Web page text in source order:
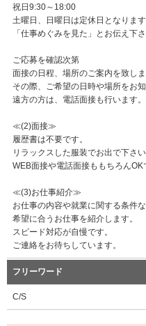
祝日9:30～18:00
土曜日、日曜日は定休日となります
「仕事めぐみを見た」とお伝え下
ご応募を確認次第
面接の日程、場所のご案内を致しま
その際、ご希望の日時や場所をお知
遠方の方は、電話面接も行います。
≪(2)面接≫
履歴書は不要です。
リラックスした服装でお出で下さい
WEB面接や電話面接ももちろんOK
≪(3)お仕事紹介≫
お仕事の内容や就業に関する条件
希望に合うお仕事を紹介します。
スピード対応が自慢です。
ご連絡をお待ちしています。
フリーワード
C/S